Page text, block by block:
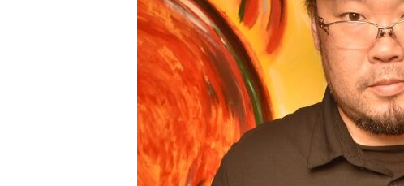
アウトドア・レジャー